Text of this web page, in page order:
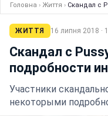
Головна › Життя › Скандал с
ЖИТТЯ 16 липня 2018 ·
Скандал с
подробности
Участники
некоторыми